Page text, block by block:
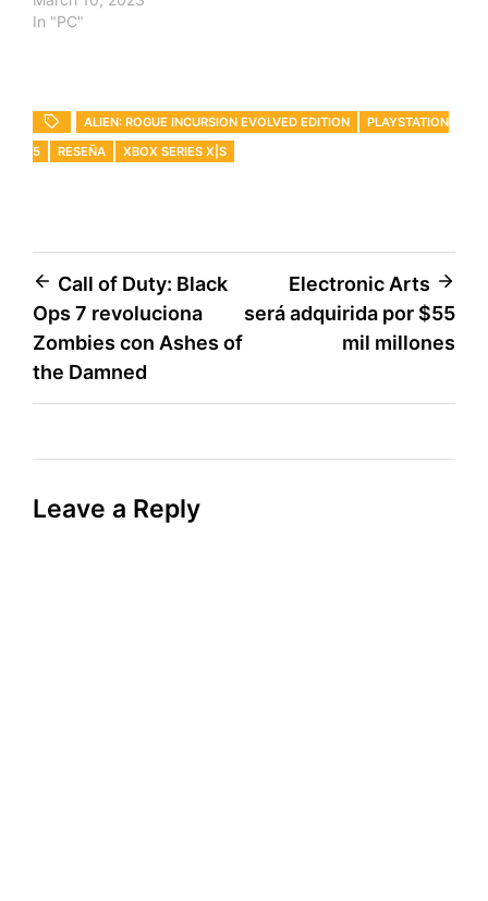
In "PC"
ALIEN: ROGUE INCURSION EVOLVED EDITION
PLAYSTATION
5
RESEÑA XBOX SERIES X|S
Post
navigation
Call of Duty: Black
Ops 7 revoluciona
Zombies con Ashes of
the Damned
Electronic Arts
será adquirida por $55
mil millones
Leave a Reply